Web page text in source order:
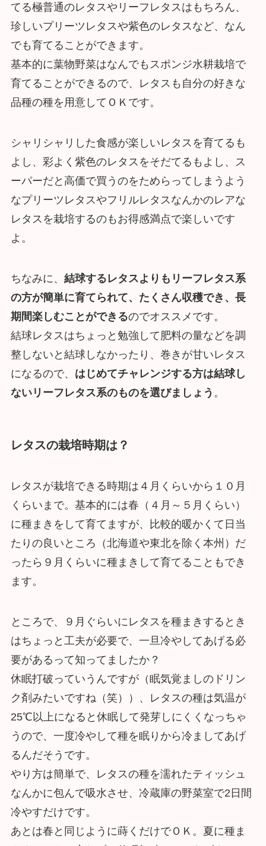
てる極普通のレタスやリーフレタスはもちろん、
珍しいプリーツレタスや紫色のレタスなど、なん
でも育てることができます。
基本的に葉物野菜はなんでもスポンジ水耕栽培で
育てることができるので、レタスも自分の好きな
品種の種を用意してＯＫです。
シャリシャリした食感が楽しいレタスを育てるも
よし、彩よく紫色のレタスをそだてるもよし、ス
ーパーだと高価で買うのをためらってしまうよう
なプリーツレタスやフリルレタスなんかのレアな
レタスを栽培するのもお得感満点で楽しいです
よ。
ちなみに、 結球するレタスよりもリーフレタス系
の方が簡単に育てられて、たくさん収穫でき、長
期間楽しむことができるのでオススメです。
結球レタスはちょっと勉強して肥料の量などを調
整しないと結球しなかったり、巻きが甘いレタス
になるので、 はじめてチャレンジする方は結球し
ないリーフレタス系のものを選びましょう 。
レタスの栽培時期は？
レタスが栽培できる時期は４月くらいから１０月
くらいまで。基本的には春（４月～５月くらい）
に種まきをして育てますが、比較的暖かくて日当
たりの良いところ（北海道や東北を除く本州）だ
ったら９月くらいに種まきして育てることもでき
ます。
ところで、９月ぐらいにレタスを種まきするとき
はちょっと工夫が必要で、一旦冷やしてあげる必
要があるって知ってましたか？
休眠打破っていうんですが（眠気覚ましのドリン
ク剤みたいですね（笑））、レタスの種は気温が
25℃以上になると休眠して発芽しにくくなっちゃ
うので、一度冷やして種を眠りから冷ましてあげ
るんだそうです。
やり方は簡単で、レタスの種を濡れたティッシュ
なんかに包んで吸水させ、冷蔵庫の野菜室で2日間
冷やすだけです。
あとは春と同じように蒔くだけでＯＫ。夏に種ま